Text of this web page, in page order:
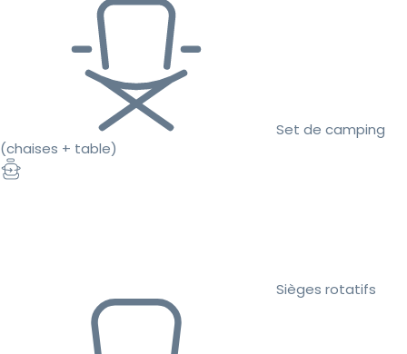
Set de camping
(chaises + table)
Sièges rotatifs